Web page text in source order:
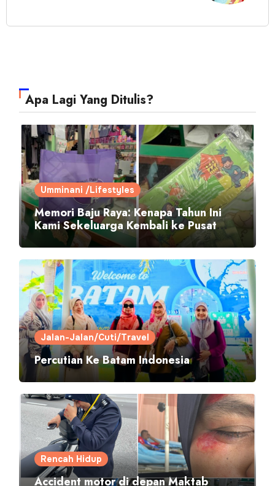
Apa Lagi Yang Ditulis?
Umminani /Lifestyles
Memori Baju Raya: Kenapa Tahun Ini
Kami Sekeluarga Kembali ke Pusat
Pakaian Hari-Hari?
Jalan-Jalan/Cuti/Travel
Percutian Ke Batam Indonesia
Rencah Hidup
Accident motor di depan Maktab